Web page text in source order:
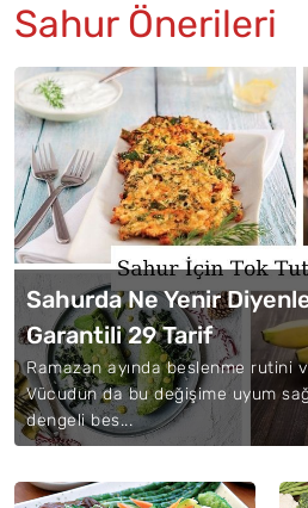
Sahur Önerileri
Sahurda Ne Yenir
Garantili 29 Tarif
Ramazan ayında beslenme rutini
Vücudun da bu değişime uyum
dengeli bes...